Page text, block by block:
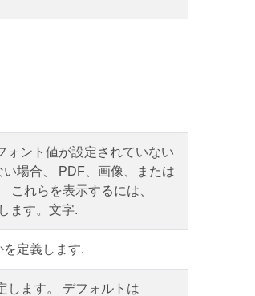
ォント値が設定されていない
場合、 PDF、画像、または
これらを表示するには、
ます。文字.
定義します.
します。 デフォルトは